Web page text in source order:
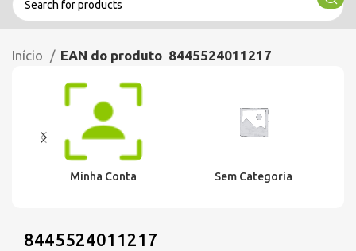
Início EAN do produto 8445524011217
Minha Conta Sem Categoria
8445524011217